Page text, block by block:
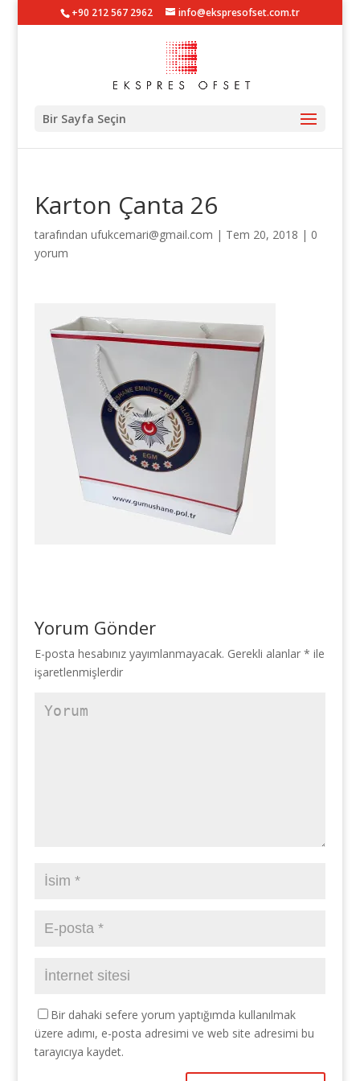
+90 212 567 2962 info@ekspresofset.com.tr
Bir Sayfa Seçin
Karton Çanta 26
tarafından ufukcemari@gmail.com | Tem 20, 2018 | 0
yorum
Yorum Gönder
E-posta hesabınız yayımlanmayacak. Gerekli alanlar * ile
işaretlenmişlerdir
Bir dahaki sefere yorum yaptığımda kullanılmak
üzere adımı, e-posta adresimi ve web site adresimi bu
tarayıcıya kaydet.